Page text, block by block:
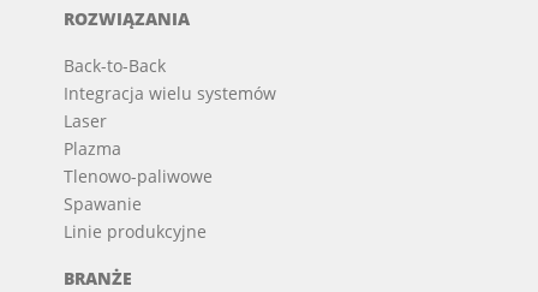
ROZWIĄZANIA
Back-to-Back
Integracja wielu systemów
Laser
Plazma
Tlenowo-paliwowe
Spawanie
Linie produkcyjne
BRANŻE